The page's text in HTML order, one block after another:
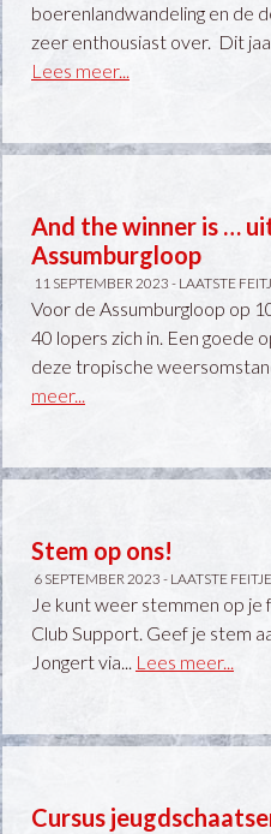
boerenlandwandeling en de
zeer enthousiast over. Dit
Lees meer...
And the winner is …
Assumburgloop
11 SEPTEMBER 2023 - LAATSTE
Voor de Assumburgloop op
40 lopers zich in. Een goede
deze tropische
meer...
Stem op ons!
6 SEPTEMBER 2023 - LAATSTE
Je kunt weer stemmen op je
Club Support. Geef je stem
Jongert via... Lees meer...
Cursus